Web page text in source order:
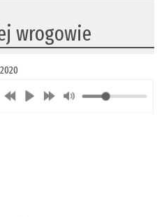
wrogowie